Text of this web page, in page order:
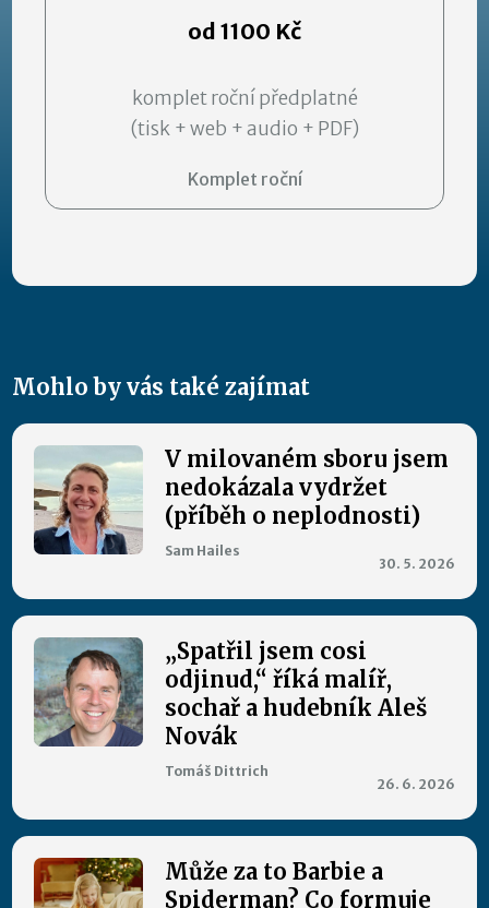
od 1100 Kč
komplet roční předplatné
(tisk + web + audio + PDF)
Komplet roční
Mohlo by vás také zajímat
V milovaném sboru jsem
nedokázala vydržet
(příběh o neplodnosti)
Sam Hailes
30. 5. 2026
„Spatřil jsem cosi
odjinud,“ říká malíř,
sochař a hudebník Aleš
Novák
Tomáš Dittrich
26. 6. 2026
Může za to Barbie a
Spiderman? Co formuje